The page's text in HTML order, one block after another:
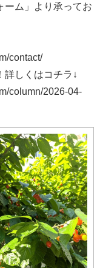
ム」より承ってお
contact/
しくはコチラ↓
column/2026-04-